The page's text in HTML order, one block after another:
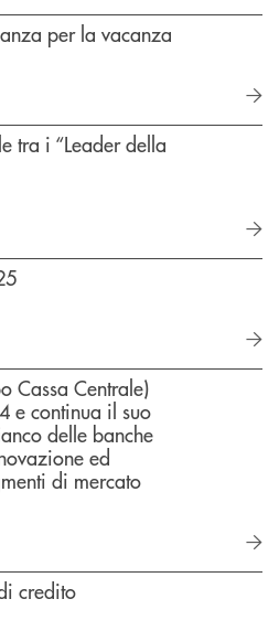
per la vacanza
tra i “Leader della
Cassa Centrale)
e continua il suo
delle banche
ed
di mercato
credito